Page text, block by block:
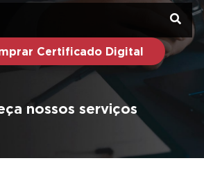
Certificado Digital
nossos serviços